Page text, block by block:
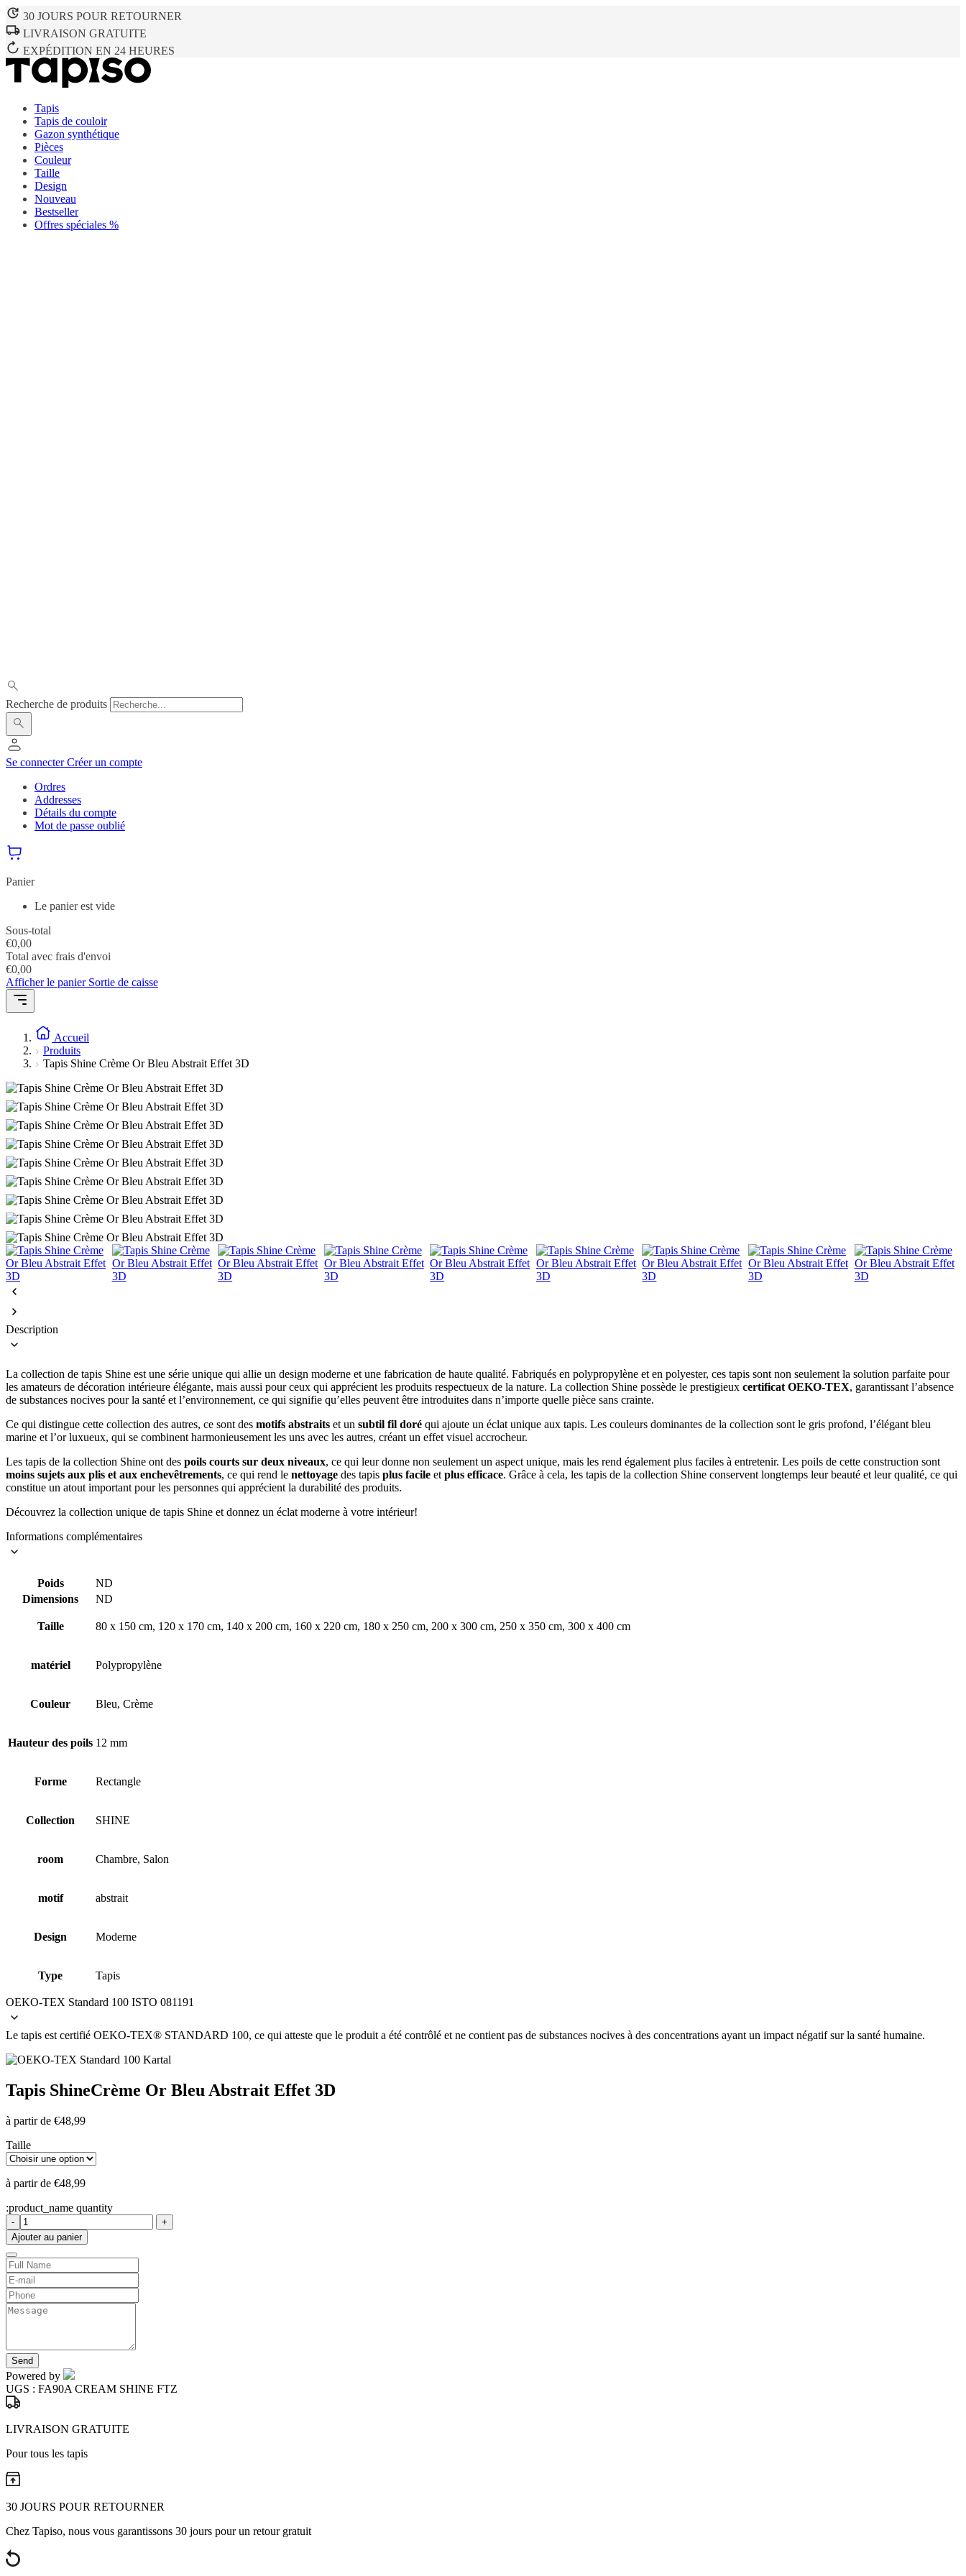
30 JOURS POUR RETOURNER
LIVRAISON GRATUITE
EXPÉDITION EN 24 HEURES
Tapis
Tapis de couloir
Gazon synthétique
Pièces
Couleur
Taille
Design
Nouveau
Bestseller
Offres spéciales %
Recherche de produits
Se connecterCréer un compte
Ordres
Addresses
Détails du compte
Mot de passe oublié
Panier
Le panier est vide
Sous-total
€0,00
Total avec frais d'envoi
€0,00
Afficher le panier Sortie de caisse
Accueil
Produits
Tapis Shine Crème Or Bleu Abstrait Effet 3D
Description
La collection de tapis Shine est une série unique qui allie un design moderne et une fabrication de haute qualité. Fabriqués en polypropylène et en polyester, ces tapis sont non seulement la solution parfaite pour
les amateurs de décoration intérieure élégante, mais aussi pour ceux qui apprécient les produits respectueux de la nature. La collection Shine possède le prestigieux certificat OEKO-TEX, garantissant l’absence
de substances nocives pour la santé et l’environnement, ce qui signifie qu’elles peuvent être introduites dans n’importe quelle pièce sans crainte.
Ce qui distingue cette collection des autres, ce sont des motifs abstraits et un subtil fil doré qui ajoute un éclat unique aux tapis. Les couleurs dominantes de la collection sont le gris profond, l’élégant bleu
marine et l’or luxueux, qui se combinent harmonieusement les uns avec les autres, créant un effet visuel accrocheur.
Les tapis de la collection Shine ont des poils courts sur deux niveaux, ce qui leur donne non seulement un aspect unique, mais les rend également plus faciles à entretenir. Les poils de cette construction sont
moins sujets aux plis et aux enchevêtrements, ce qui rend le nettoyage des tapis plus facile et plus efficace. Grâce à cela, les tapis de la collection Shine conservent longtemps leur beauté et leur qualité, ce qui
constitue un atout important pour les personnes qui apprécient la durabilité des produits.
Découvrez la collection unique de tapis Shine et donnez un éclat moderne à votre intérieur!
Informations complémentaires
Poids
ND
Dimensions
ND
Taille 80 x 150 cm, 120 x 170 cm, 140 x 200 cm, 160 x 220 cm, 180 x 250 cm, 200 x 300 cm, 250 x 350 cm, 300 x 400 cm
matériel Polypropylène
Couleur Bleu, Crème
Hauteur des poils 12 mm
Forme Rectangle
Collection SHINE
room Chambre, Salon
motif abstrait
Design Moderne
Type Tapis
OEKO-TEX Standard 100 ISTO 081191
Le tapis est certifié OEKO-TEX® STANDARD 100, ce qui atteste que le produit a été contrôlé et ne contient pas de substances nocives à des concentrations ayant un impact négatif sur la santé humaine.
Tapis ShineCrème Or Bleu Abstrait Effet 3D
à partir de €48,99
Taille
à partir de €48,99
:product_name quantity
-
+
Ajouter au panier
Send
Powered by
UGS : FA90A CREAM SHINE FTZ
LIVRAISON GRATUITE
Pour tous les tapis
30 JOURS POUR RETOURNER
Chez Tapiso, nous vous garantissons 30 jours pour un retour gratuit